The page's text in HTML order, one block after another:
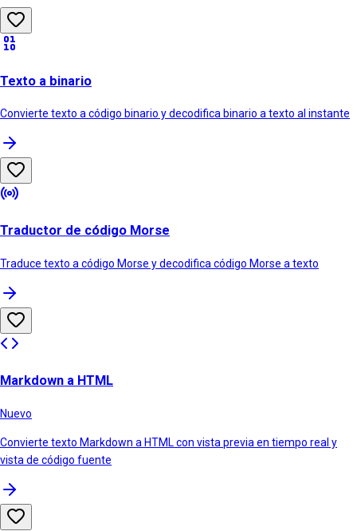
Texto a binario
Convierte texto a código binario y decodifica binario a texto al instante
Traductor de código Morse
Traduce texto a código Morse y decodifica código Morse a texto
Markdown a HTML
Nuevo
Convierte texto Markdown a HTML con vista previa en tiempo real y
vista de código fuente